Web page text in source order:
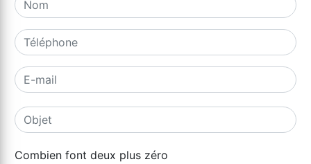
Combien font deux plus zéro